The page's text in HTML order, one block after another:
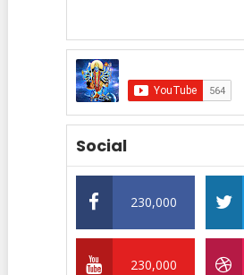
Social
230,000
230,000